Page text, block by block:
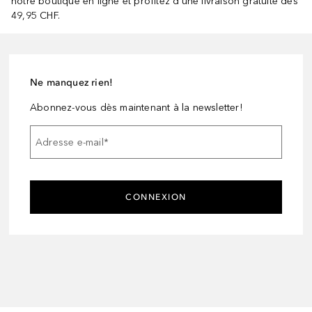
49,95 CHF.
Ne manquez rien!
Abonnez-vous dès maintenant à la newsletter!
Adresse e-mail *
CONNEXION